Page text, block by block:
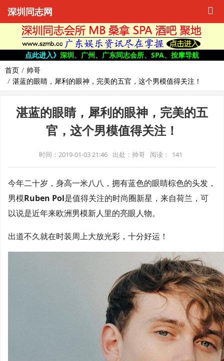
深圳同志网
点此进入》 深圳、广州、广东同志会所、SPA、按摩导航
首页
帅哥
湛蓝的眼睛，犀利的眼神，完美的五官，这个男模值得关注！
湛蓝的眼睛，犀利的眼神，完美的五
官，这个男模值得关注！
时间：2019-01-03 21:46 出处：帅哥 阅读： 141
今年二十岁，身高一米八八，拥有蓝色的眼睛棕色的头发，
男模Ruben Pol是值得关注的时尚圈新星，来自荷兰，可
以说是近年来欧洲男模新人里的亮眼人物。
出道不久就在时装周上大放光彩，十分好运！